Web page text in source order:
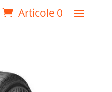
Articole 0